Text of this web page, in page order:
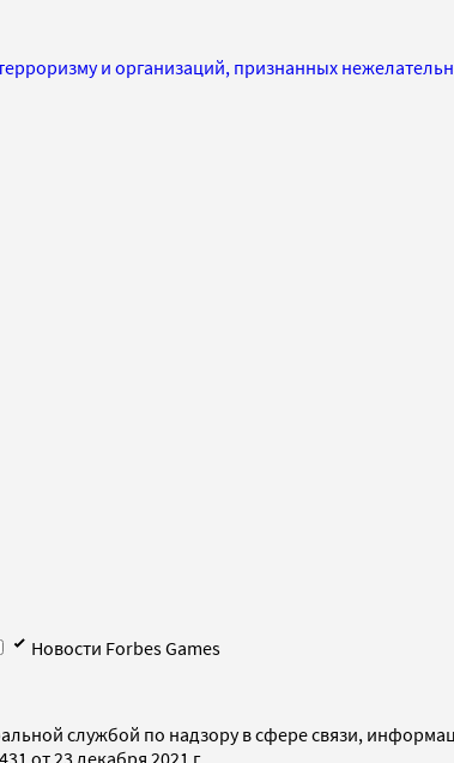
и организаций, признанных
Новости Forbes Games
службой по надзору в сфере связи,